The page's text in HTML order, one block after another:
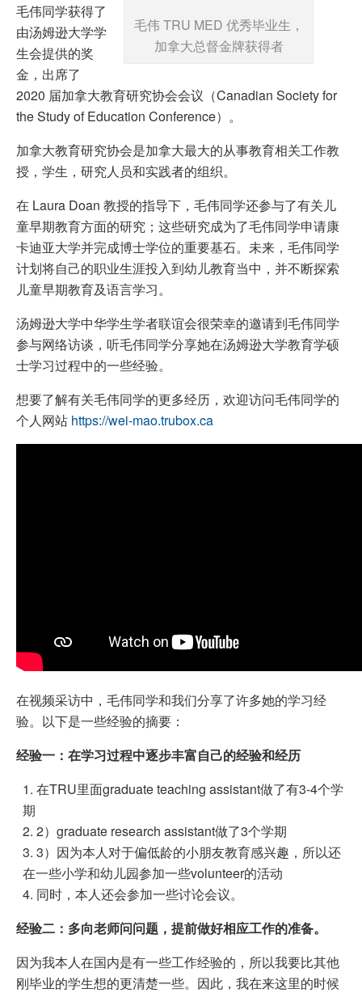
毛伟 TRU MED 优秀毕业生，
加拿大总督金牌获得者
毛伟同学获得了
由汤姆逊大学学
生会提供的奖
金，出席了
2020 届加拿大教育研究协会会议（Canadian Society for
the Study of Education Conference）。
加拿大教育研究协会是加拿大最大的从事教育相关工作教
授，学生，研究人员和实践者的组织。
在 Laura Doan 教授的指导下，毛伟同学还参与了有关儿
童早期教育方面的研究；这些研究成为了毛伟同学申请康
卡迪亚大学并完成博士学位的重要基石。未来，毛伟同学
计划将自己的职业生涯投入到幼儿教育当中，并不断探索
儿童早期教育及语言学习。
汤姆逊大学中华学生学者联谊会很荣幸的邀请到毛伟同学
参与网络访谈，听毛伟同学分享她在汤姆逊大学教育学硕
士学习过程中的一些经验。
想要了解有关毛伟同学的更多经历，欢迎访问毛伟同学的
个人网站 https://wei-mao.trubox.ca
在视频采访中，毛伟同学和我们分享了许多她的学习经
验。以下是一些经验的摘要：
经验一：在学习过程中逐步丰富自己的经验和经历
在TRU里面graduate teaching assistant做了有3-4个学
期
2）graduate research assistant做了3个学期
3）因为本人对于偏低龄的小朋友教育感兴趣，所以还
在一些小学和幼儿园参加一些volunteer的活动
同时，本人还会参加一些讨论会议。
经验二：多向老师问问题，提前做好相应工作的准备。
因为我本人在国内是有一些工作经验的，所以我要比其他
刚毕业的学生想的更清楚一些。因此，我在来这里的时候